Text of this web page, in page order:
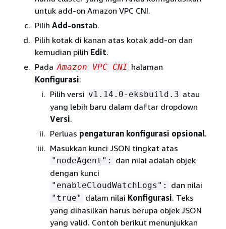
untuk add-on Amazon VPC CNI.
Pilih Add-onstab.
Pilih kotak di kanan atas kotak add-on dan
kemudian pilih Edit.
Pada Amazon VPC CNI halaman
Konfigurasi:
Pilih versi v1.14.0-eksbuild.3 atau
yang lebih baru dalam daftar dropdown
Versi.
Perluas pengaturan konfigurasi opsional.
Masukkan kunci JSON tingkat atas
"nodeAgent":
dan nilai adalah objek
dengan kunci
"enableCloudWatchLogs": dan nilai
"true" dalam nilai Konfigurasi. Teks
yang dihasilkan harus berupa objek JSON
yang valid. Contoh berikut menunjukkan